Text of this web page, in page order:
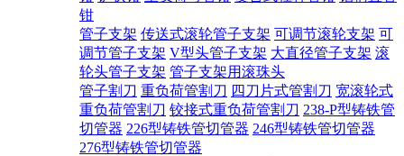
钳
管子支架 传送式滚轮管子支架 可调节滚轮支架 可
调节管子支架 V型头管子支架 大直径管子支架 滚
轮头管子支架 管子支架用滚珠头
管子割刀 重负荷管割刀 四刀片式管割刀 宽滚轮式
重负荷管割刀 铰接式重负荷管割刀 238-P型铸铁管
切管器 226型铸铁管切管器 246型铸铁管切管器
276型铸铁管切管器